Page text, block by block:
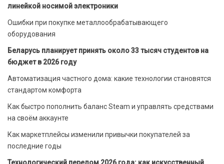
линейкой носимой электроники
Ошибки при покупке металлообрабатывающего
оборудования
Беларусь планирует принять около 33 тысяч студентов на
бюджет в 2026 году
Автоматизация частного дома: какие технологии становятся
стандартом комфорта
Как быстро пополнить баланс Steam и управлять средствами
на своём аккаунте
Как маркетплейсы изменили привычки покупателей за
последние годы